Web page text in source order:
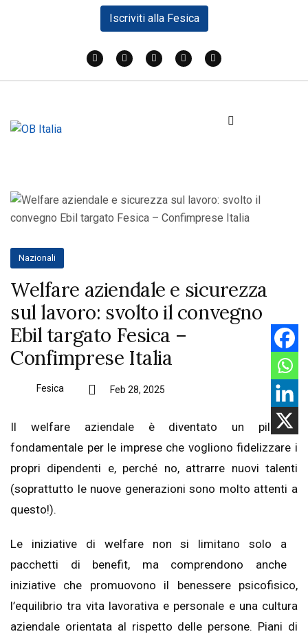
Iscriviti alla Fesica
Nazionali
Welfare aziendale e sicurezza
sul lavoro: svolto il convegno
Ebil targato Fesica –
Confimprese Italia
Fesica Feb 28, 2025
Il welfare aziendale è diventato un pilastro
fondamentale per le imprese che vogliono fidelizzare i
propri dipendenti e, perché no, attrarre nuovi talenti
(soprattutto le nuove generazioni sono molto attenti a
questo!).
Le iniziative di welfare non si limitano solo a
pacchetti di benefit, ma comprendono anche
iniziative che promuovono il benessere psicofisico,
l’equilibrio tra vita lavorativa e personale e una cultura
aziendale orientata al rispetto delle persone. Piani di